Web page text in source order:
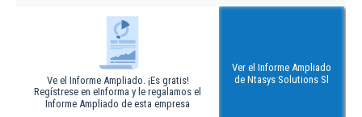
Ve el Informe Ampliado. ¡Es gratis!
Regístrese en eInforma y le regalamos el
Informe Ampliado de esta empresa
Ver el Informe Ampliado
de Ntasys Solutions Sl